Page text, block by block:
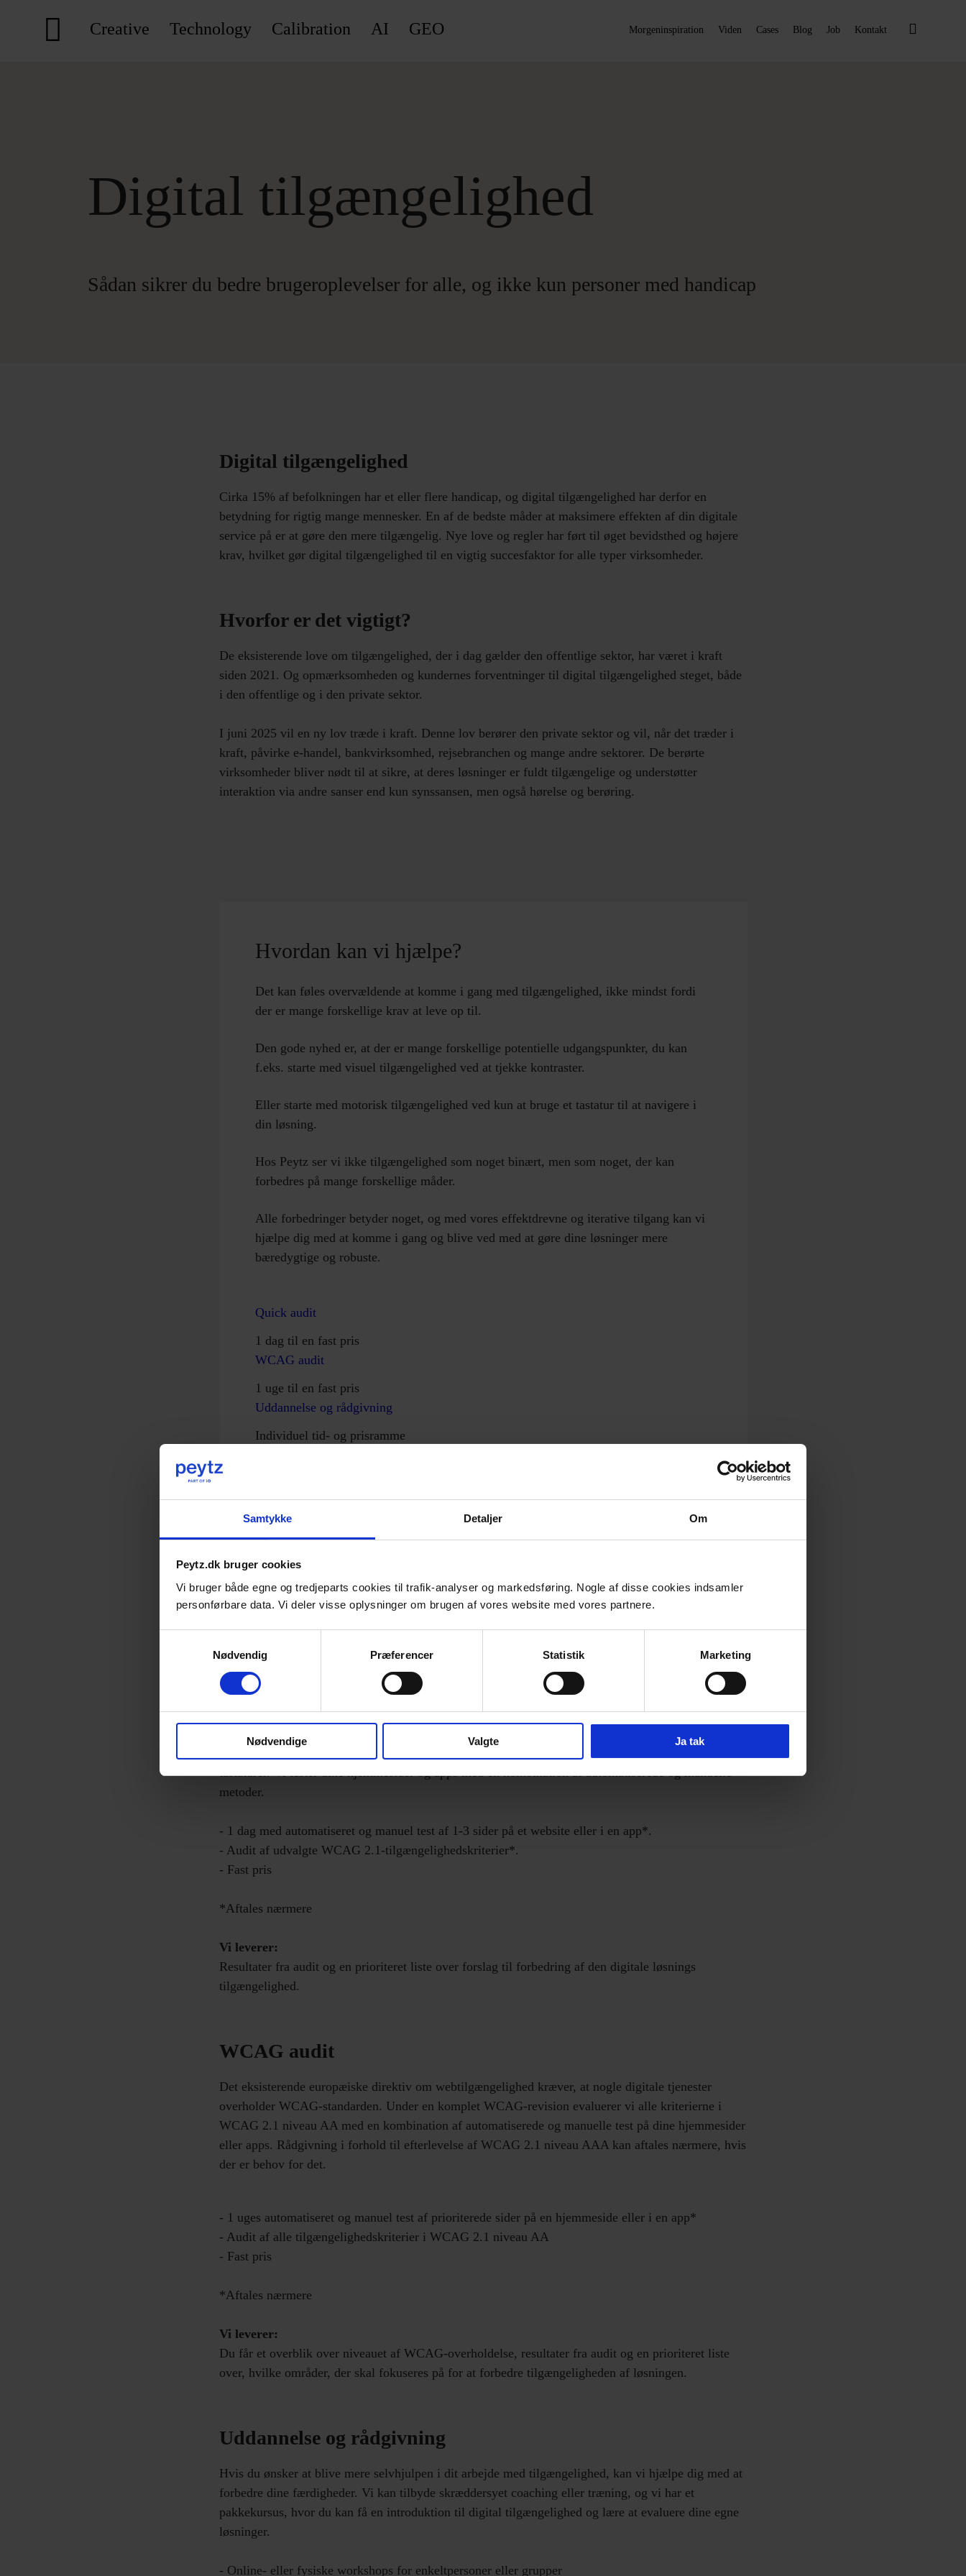
Samtykke Detaljer Om
Peytz.dk bruger cookies
Vi bruger både egne og tredjeparts cookies til trafik-analyser og markedsføring. Nogle af disse cookies indsamler
personførbare data. Vi deler visse oplysninger om brugen af vores website med vores partnere.
Nødvendig
Præferencer Statistik Marketing
Nødvendige Valgte Ja tak
Creative Technology Calibration AI GEO Morgeninspiration Viden Cases Blog Job Kontakt
Digital tilgængelighed
Sådan sikrer du bedre brugeroplevelser for alle, og ikke kun personer med handicap
Digital tilgængelighed
Cirka 15% af befolkningen har et eller flere handicap, og digital tilgængelighed har derfor en
betydning for rigtig mange mennesker. En af de bedste måder at maksimere effekten af din digitale
service på er at gøre den mere tilgængelig. Nye love og regler har ført til øget bevidsthed og højere
krav, hvilket gør digital tilgængelighed til en vigtig succesfaktor for alle typer virksomheder.
Hvorfor er det vigtigt?
De eksisterende love om tilgængelighed, der i dag gælder den offentlige sektor, har været i kraft
siden 2021. Og opmærksomheden og kundernes forventninger til digital tilgængelighed steget, både
i den offentlige og i den private sektor.
I juni 2025 vil en ny lov træde i kraft. Denne lov berører den private sektor og vil, når det træder i
kraft, påvirke e-handel, bankvirksomhed, rejsebranchen og mange andre sektorer. De berørte
virksomheder bliver nødt til at sikre, at deres løsninger er fuldt tilgængelige og understøtter
interaktion via andre sanser end kun synssansen, men også hørelse og berøring.
Hvordan kan vi hjælpe?
Det kan føles overvældende at komme i gang med tilgængelighed, ikke mindst fordi
der er mange forskellige krav at leve op til.
Den gode nyhed er, at der er mange forskellige potentielle udgangspunkter, du kan
f.eks. starte med visuel tilgængelighed ved at tjekke kontraster.
Eller starte med motorisk tilgængelighed ved kun at bruge et tastatur til at navigere i
din løsning.
Hos Peytz ser vi ikke tilgængelighed som noget binært, men som noget, der kan
forbedres på mange forskellige måder.
Alle forbedringer betyder noget, og med vores effektdrevne og iterative tilgang kan vi
hjælpe dig med at komme i gang og blive ved med at gøre dine løsninger mere
bæredygtige og robuste.
Quick audit
1 dag til en fast pris
WCAG audit
1 uge til en fast pris
Uddannelse og rådgivning
Individuel tid- og prisramme
Kontakt os
Quick audit
Vi hjælper dig i gang med din digitale tilgængelighed ved at starte i det små. Under en hurtig audit
evaluerer vi primært visuel tilgængelighed og understøttelse af hjælpemidler som skærmlæsere og
tastaturer. Vi tester dine hjemmesider og apps med en kombination af automatiserede og manuelle
metoder.
- 1 dag med automatiseret og manuel test af 1-3 sider på et website eller i en app*.
- Audit af udvalgte WCAG 2.1-tilgængelighedskriterier*.
- Fast pris
*Aftales nærmere
Vi leverer:
Resultater fra audit og en prioriteret liste over forslag til forbedring af den digitale løsnings
tilgængelighed.
WCAG audit
Det eksisterende europæiske direktiv om webtilgængelighed kræver, at nogle digitale tjenester
overholder WCAG-standarden. Under en komplet WCAG-revision evaluerer vi alle kriterierne i
WCAG 2.1 niveau AA med en kombination af automatiserede og manuelle test på dine hjemmesider
eller apps. Rådgivning i forhold til efterlevelse af WCAG 2.1 niveau AAA kan aftales nærmere, hvis
der er behov for det.
- 1 uges automatiseret og manuel test af prioriterede sider på en hjemmeside eller i en app*
- Audit af alle tilgængelighedskriterier i WCAG 2.1 niveau AA
- Fast pris
*Aftales nærmere
Vi leverer:
Du får et overblik over niveauet af WCAG-overholdelse, resultater fra audit og en prioriteret liste
over, hvilke områder, der skal fokuseres på for at forbedre tilgængeligheden af løsningen.
Uddannelse og rådgivning
Hvis du ønsker at blive mere selvhjulpen i dit arbejde med tilgængelighed, kan vi hjælpe dig med at
forbedre dine færdigheder. Vi kan tilbyde skræddersyet coaching eller træning, og vi har et
pakkekursus, hvor du kan få en introduktion til digital tilgængelighed og lære at evaluere dine egne
løsninger.
- Online- eller fysiske workshops for enkeltpersoner eller grupper